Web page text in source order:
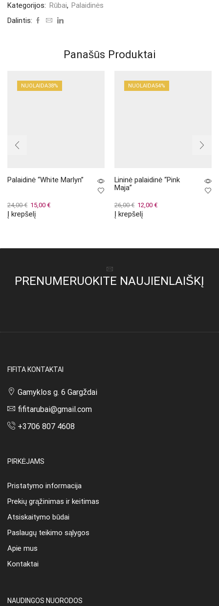
Kategorijos: Rūbai, Palaidinės
Dalintis:
Panašūs Produktai
NUOLAIDA38%
Palaidinė “White Marlyn”
24,00€ Original
price
15,00 €Current
Į krepšelį
NUOLAIDA54%
Lininė palaidinė “Pink
Maja”
26,00€ Original
price
12,00 €Current
Į krepšelį
PRENUMERUOKITE NAUJIENLAIŠKĮ
FIFITA KONTAKTAI
Gamyklos g. 6 Gargždai
fifitarubai@gmail.com
+3706 807 4608
PIRKĖJAMS
Pristatymo informacija
Prekių grąžinimas ir keitimas
Atsiskaitymo būdai
Paslaugų teikimo sąlygos
Apie mus
Kontaktai
NAUDINGOS NUORODOS